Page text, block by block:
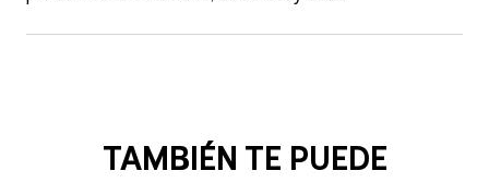
TAMBIÉN TE PUEDE